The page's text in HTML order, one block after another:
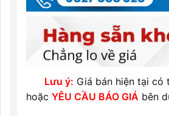
Lưu ý: Giá bán hiện tại có
hoặcYÊU CẦU BÁO GIÁ bên